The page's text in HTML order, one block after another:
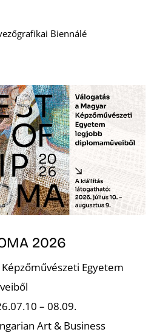
Biennálé
2026
Egyetem
– 08.09.
Art & Business